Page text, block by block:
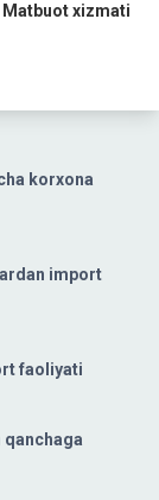
korxona
import
faoliyati
Matbuotxizmati